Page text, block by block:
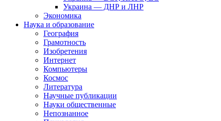
Украина — ДНР и ЛНР
Экономика
Наука и образование
География
Грамотность
Изобретения
Интернет
Компьютеры
Космос
Литература
Научные публикации
Науки общественные
Непознанное